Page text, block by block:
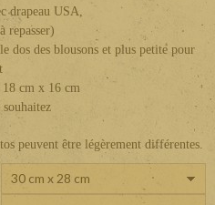
drapeau USA,
repasser)
dos des blousons et plus petite pour
cm x 16 cm
peuvent être légèrement différentes.